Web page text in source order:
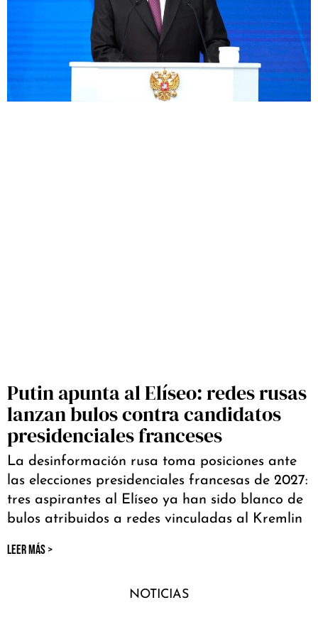
Putin apunta al Elíseo: redes rusas
lanzan bulos contra candidatos
presidenciales franceses
La desinformación rusa toma posiciones ante
las elecciones presidenciales francesas de 2027:
tres aspirantes al Elíseo ya han sido blanco de
bulos atribuidos a redes vinculadas al Kremlin
LEER MÁS >
NOTICIAS